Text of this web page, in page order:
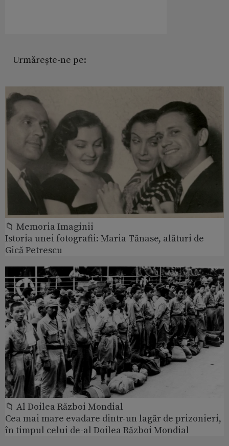
Urmărește-ne pe:
📁 Memoria Imaginii
Istoria unei fotografii: Maria Tănase, alături de
Gică Petrescu
📁 Al Doilea Război Mondial
Cea mai mare evadare dintr-un lagăr de prizonieri,
în timpul celui de-al Doilea Război Mondial